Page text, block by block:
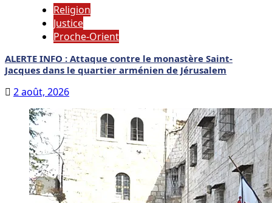
Religion
Justice
Proche-Orient
ALERTE INFO : Attaque contre le monastère Saint-
Jacques dans le quartier arménien de Jérusalem
2 août, 2026